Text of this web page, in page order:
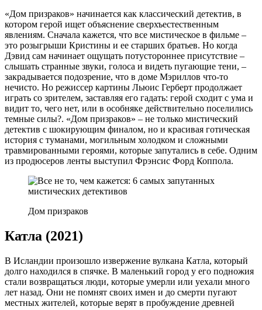
«Дом призраков» начинается как классический детектив, в
котором герой ищет объяснение сверхъестественным
явлениям. Сначала кажется, что все мистическое в фильме –
это розыгрыши Кристины и ее старших братьев. Но когда
Дэвид сам начинает ощущать потустороннее присутствие –
слышать странные звуки, голоса и видеть пугающие тени, –
закрадывается подозрение, что в доме Мэриллов что-то
нечисто. Но режиссер картины Льюис Герберт продолжает
играть со зрителем, заставляя его гадать: герой сходит с ума и
видит то, чего нет, или в особняке действительно поселились
темные силы?. «Дом призраков» – не только мистический
детектив с шокирующим финалом, но и красивая готическая
история с туманами, могильным холодком и сложными
травмированными героями, которые запутались в себе. Одним
из продюсеров ленты выступил Фрэнсис Форд Коппола.
Дом призраков
Катла (2021)
В Исландии произошло извержение вулкана Катла, который
долго находился в спячке. В маленький город у его подножия
стали возвращаться люди, которые умерли или уехали много
лет назад. Они не помнят своих имен и до смерти пугают
местных жителей, которые верят в пробуждение древней